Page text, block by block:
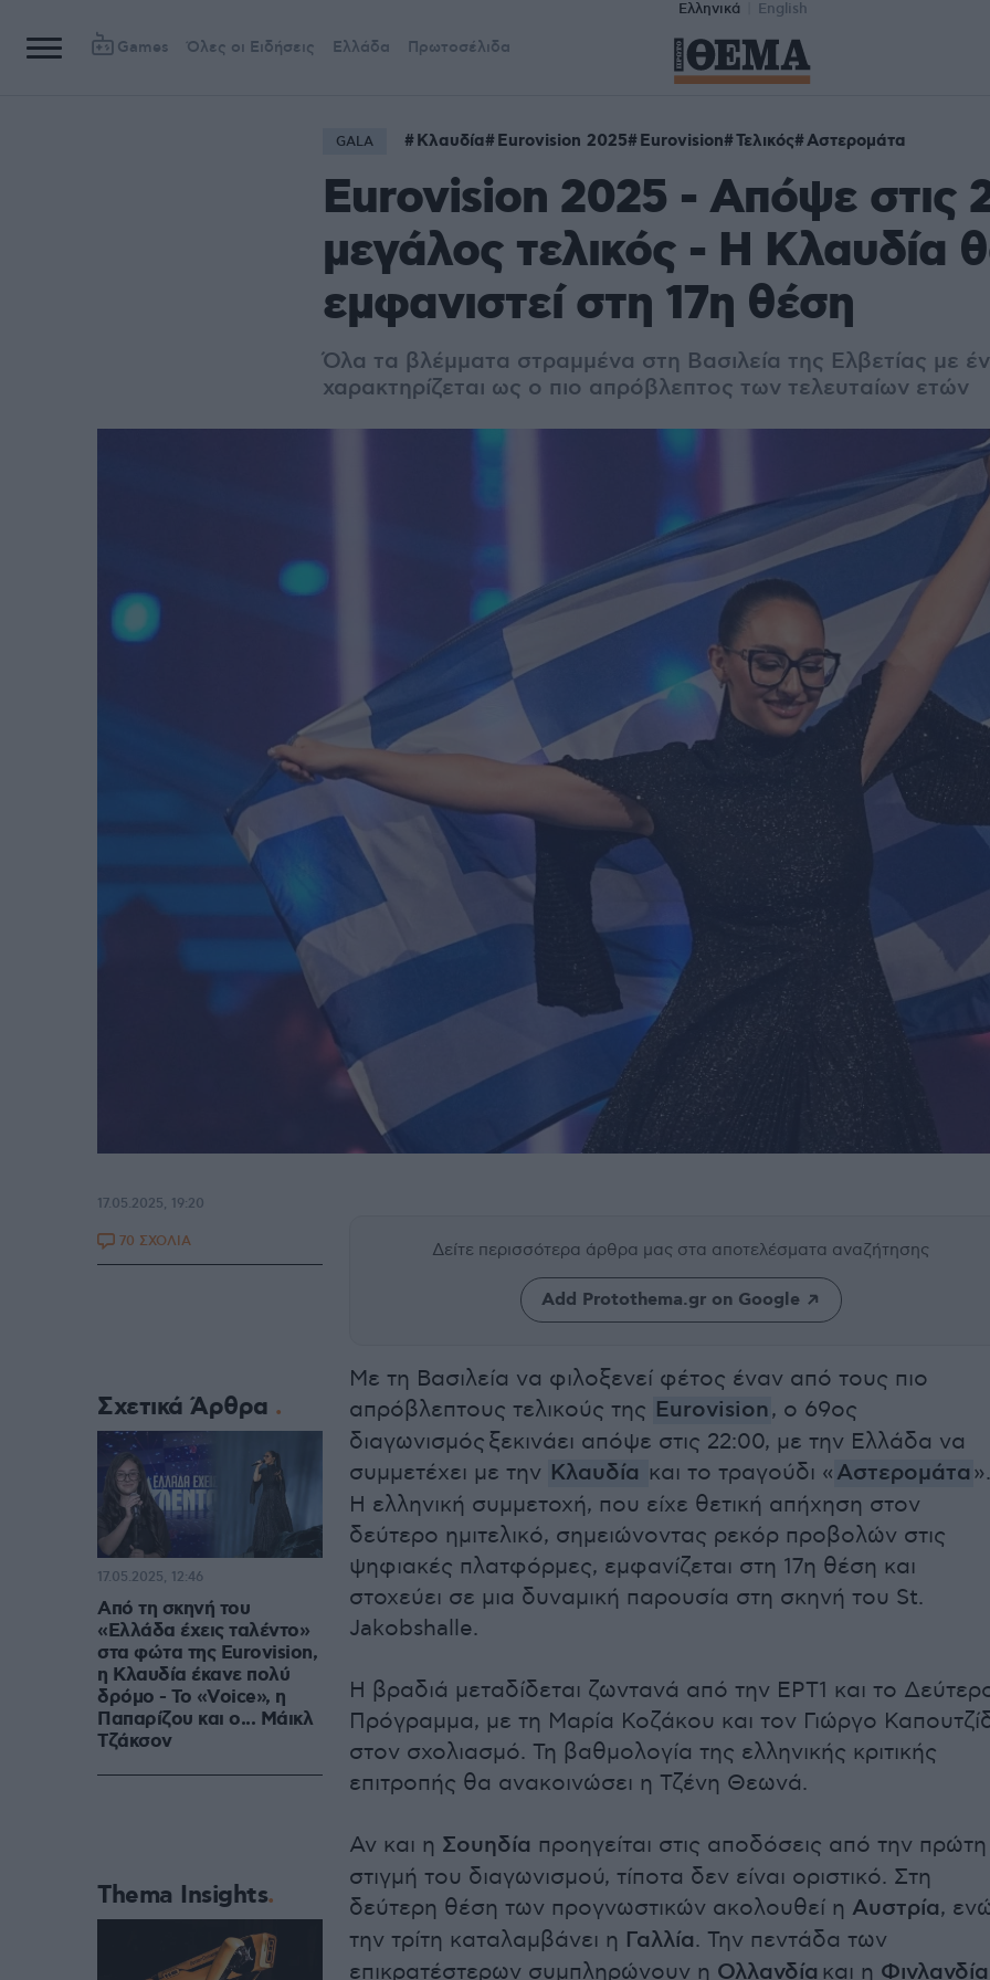
Ελληνικά English
Games Όλες οι Ειδήσεις Ελλάδα Πρωτοσέλιδα
GALA Κλαυδία Eurovision 2025 Eurovision Τελικός Αστερομάτα
Eurovision 2025 - Απόψε στις
μεγάλος τελικός - H Κλαυδία
εμφανιστεί στη 17η θέση
Όλα τα βλέμματα στραμμένα στη Βασιλεία της Ελβετίας με
χαρακτηρίζεται ως ο πιο απρόβλεπτος των τελευταίων ετών
Δείτε περισσότερα άρθρα μας στα αποτελέσματα αναζήτησης
Add Protothema.gr on Google
Με τη Βασιλεία να φιλοξενεί φέτος έναν από τους πιο
απρόβλεπτους τελικούς της Eurovision, ο 69ος
διαγωνισμός ξεκινάει απόψε στις 22:00, με την Ελλάδα να
συμμετέχει με την Κλαυδία και το τραγούδι « Αστερομάτα ».
Η ελληνική συμμετοχή, που είχε θετική απήχηση στον
δεύτερο ημιτελικό, σημειώνοντας ρεκόρ προβολών στις
ψηφιακές πλατφόρμες, εμφανίζεται στη 17η θέση και
στοχεύει σε μια δυναμική παρουσία στη σκηνή του St.
Jakobshalle.
Η βραδιά μεταδίδεται ζωντανά από την ΕΡΤ1 και το
Πρόγραμμα, με τη Μαρία Κοζάκου και τον Γιώργο
στον σχολιασμό. Τη βαθμολογία της ελληνικής κριτικής
επιτροπής θα ανακοινώσει η Τζένη Θεωνά.
Αν και η Σουηδία προηγείται στις αποδόσεις από την πρώτη
στιγμή του διαγωνισμού, τίποτα δεν είναι οριστικό. Στη
δεύτερη θέση των προγνωστικών ακολουθεί η Αυστρία,
την τρίτη καταλαμβάνει η Γαλλία. Την πεντάδα των
επικρατέστερων συμπληρώνουν η Ολλανδία και η Φινλανδία
17.05.2025, 19:20
70 ΣΧΟΛΙΑ
Σχετικά Άρθρα
Από τη σκηνή του
«Ελλάδα έχεις ταλέντο»
στα φώτα της Eurovision,
η Κλαυδία έκανε πολύ
δρόμο - Το «Voice», η
Παπαρίζου και ο... Μάικλ
Τζάκσον
17.05.2025, 12:46
Thema Insights